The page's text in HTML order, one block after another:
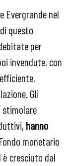
Evergrande nel
di questo
per
invendute, con
Gli
stimolare
hanno
monetario
cresciuto dal